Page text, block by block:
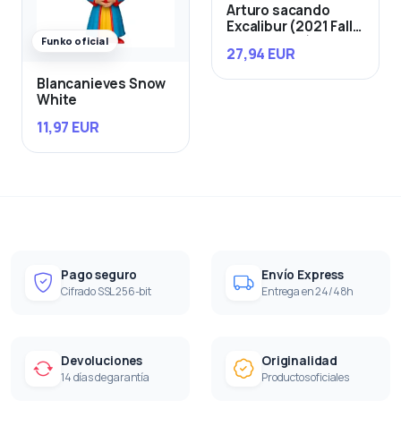
Funko oficial
Blancanieves Snow
White
11,97 EUR
Arturo sacando
Excalibur (2021 Fall
27,94 EUR
Pago seguro
Cifrado SSL 256-bit
Envío Express
Entrega en 24/48h
Devoluciones
14 días de garantía
Originalidad
Productos oficiales